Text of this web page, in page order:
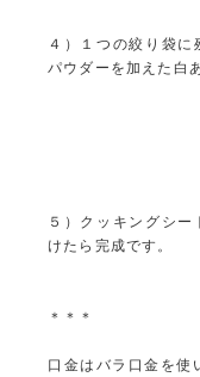
４）１つの絞り袋
パウダーを加えた白
５）クッキングシ
けたら完成です。
＊＊＊
口金はバラ口金を使